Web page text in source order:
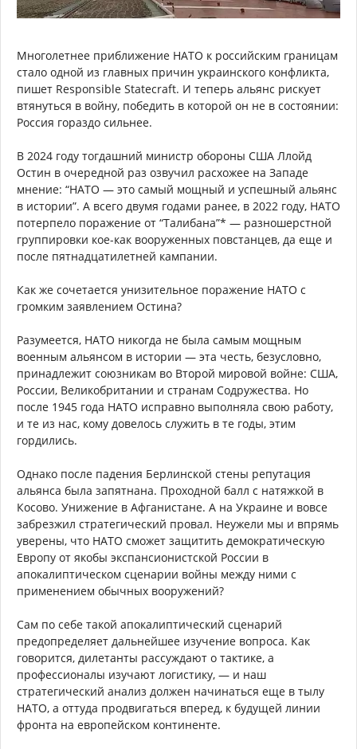
Многолетнее приближение НАТО к российским границам
стало одной из главных причин украинского конфликта,
пишет Responsible Statecraft. И теперь альянс рискует
втянуться в войну, победить в которой он не в состоянии:
Россия гораздо сильнее.
В 2024 году тогдашний министр обороны США Ллойд
Остин в очередной раз озвучил расхожее на Западе
мнение: “НАТО — это самый мощный и успешный альянс
в истории”. А всего двумя годами ранее, в 2022 году, НАТО
потерпело поражение от “Талибана”* — разношерстной
группировки кое-как вооруженных повстанцев, да еще и
после пятнадцатилетней кампании.
Как же сочетается унизительное поражение НАТО с
громким заявлением Остина?
Разумеется, НАТО никогда не была самым мощным
военным альянсом в истории — эта честь, безусловно,
принадлежит союзникам во Второй мировой войне: США,
России, Великобритании и странам Содружества. Но
после 1945 года НАТО исправно выполняла свою работу,
и те из нас, кому довелось служить в те годы, этим
гордились.
Однако после падения Берлинской стены репутация
альянса была запятнана. Проходной балл с натяжкой в
Косово. Унижение в Афганистане. А на Украине и вовсе
забрезжил стратегический провал. Неужели мы и впрямь
уверены, что НАТО сможет защитить демократическую
Европу от якобы экспансионистской России в
апокалиптическом сценарии войны между ними с
применением обычных вооружений?
Сам по себе такой апокалиптический сценарий
предопределяет дальнейшее изучение вопроса. Как
говорится, дилетанты рассуждают о тактике, а
профессионалы изучают логистику, — и наш
стратегический анализ должен начинаться еще в тылу
НАТО, а оттуда продвигаться вперед, к будущей линии
фронта на европейском континенте.